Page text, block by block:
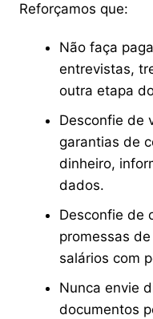
Reforçamos que:
Não faça
entrevistas,
outra etapa
Desconfie de
garantias de
dinheiro,
dados.
Desconfie de
promessas
salários com
Nunca envie
documentos